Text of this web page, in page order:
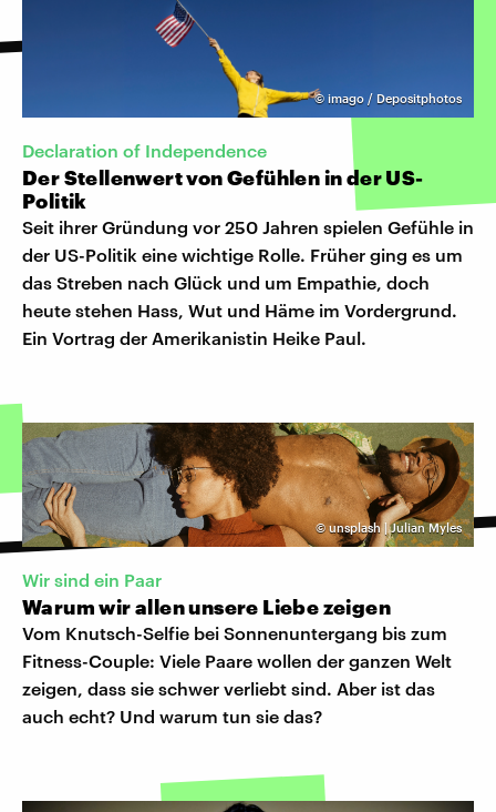
© imago / Depositphotos
Declaration of Independence
Der Stellenwert von Gefühlen in der US-
Politik
Seit ihrer Gründung vor 250 Jahren spielen Gefühle in
der US-Politik eine wichtige Rolle. Früher ging es um
das Streben nach Glück und um Empathie, doch
heute stehen Hass, Wut und Häme im Vordergrund.
Ein Vortrag der Amerikanistin Heike Paul.
©unsplash | Julian Myles
Wir sind ein Paar
Warum wir allen unsere Liebe zeigen
Vom Knutsch-Selfie bei Sonnenuntergang bis zum
Fitness-Couple: Viele Paare wollen der ganzen Welt
zeigen, dass sie schwer verliebt sind. Aber ist das
auch echt? Und warum tun sie das?